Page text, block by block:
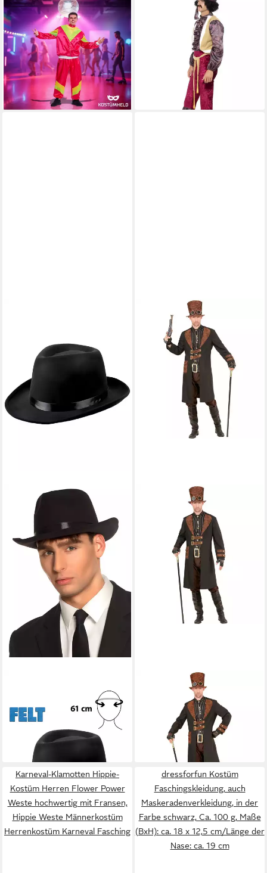
Kostüm Overall Retro – 80er-
Jahre Kostüm im klassischen
Vintage-Look Fasching
14,99 € UVP19,99 €
-25%
lieferbar - in 3-4 Werktagen bei dir
Hippie-Kostüm 70er Hippie
Festival Kostüm - Fasching
Karneval, Der Hippie-Macker
in vollem Ornat!
lieferbar - in 2-3 Werktagen bei dir
14,35 €
lieferbar - in 2-3 Werktagen bei dir
WIDMANN S.R.L.
Kostüm Steampunk Herren
Kostüm 'Steamwell', Mantel
ab 54,90 €
leider ausverkauft
Karneval-Klamotten Hippie-
Kostüm Herren Flower Power
Weste hochwertig mit Fransen,
Hippie Weste Männerkostüm
Herrenkostüm Karneval Fasching
dressforfun Kostüm
Faschingskleidung, auch
Maskeradenverkleidung, in der
Farbe schwarz, Ca. 100 g, Maße
(BxH): ca. 18 x 12,5 cm/Länge der
Nase: ca. 19 cm